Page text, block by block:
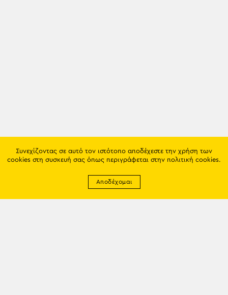
Συνεχίζοντας σε αυτό τον ιστότοπο αποδέχεστε την χρήση των
cookies στη συσκευή σας όπως περιγράφεται στην πολιτική cookies.
Αποδέχομαι